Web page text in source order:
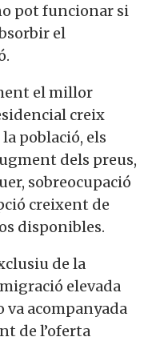
pot funcionar si
el
el millor
creix
població, els
dels preus,
sobreocupació
creixent de
disponibles.
de la
elevada
acompanyada
de l’oferta